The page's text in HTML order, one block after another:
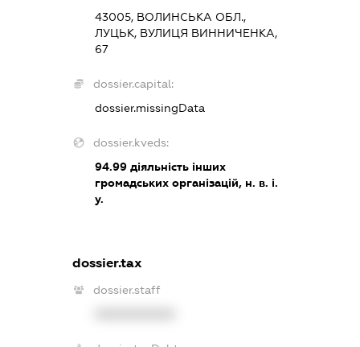
43005, ВОЛИНСЬКА ОБЛ.,
ЛУЦЬК, ВУЛИЦЯ ВИННИЧЕНКА,
67
dossier.capital:
dossier.missingData
dossier.kveds:
94.99діяльність інших
громадських організацій, н. в. і.
у.
dossier.tax
dossier.staff